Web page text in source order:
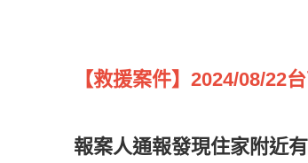
【救援案件】2024/08/22
報案人通報發現住家附近